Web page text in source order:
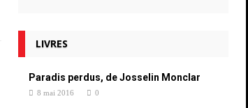
LIVRES
Paradis perdus, de Josselin Monclar
8 mai 2016 0